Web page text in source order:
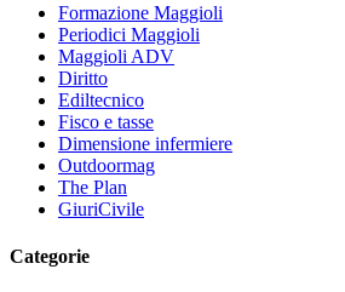
Formazione Maggioli
Periodici Maggioli
Maggioli ADV
Diritto
Ediltecnico
Fisco e tasse
Dimensione infermiere
Outdoormag
The Plan
GiuriCivile
Categorie